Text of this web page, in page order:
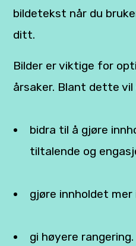
bildetekst når du
ditt.
Bilder er viktige for
årsaker. Blant dette vil
bidra til å gjøre
tiltalende og
gjøre innholdet
gi høyere